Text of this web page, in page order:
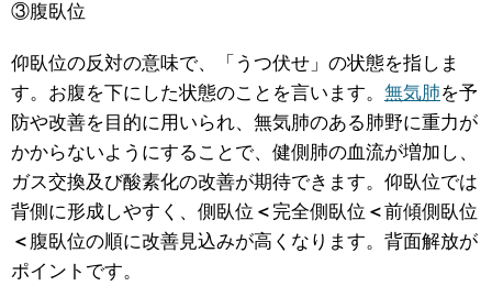
③腹臥位
仰臥位の反対の意味で、「うつ伏せ」の状態を指しま
す。お腹を下にした状態のことを言います。 無気肺を予
防や改善を目的に用いられ、無気肺のある肺野に重力が
かからないようにすることで、健側肺の血流が増加し、
ガス交換及び酸素化の改善が期待できます。仰臥位では
背側に形成しやすく、側臥位 ＜ 完全側臥位 ＜前傾側臥位
＜ 腹臥位の順に改善見込みが高くなります。背面解放が
ポイントです。